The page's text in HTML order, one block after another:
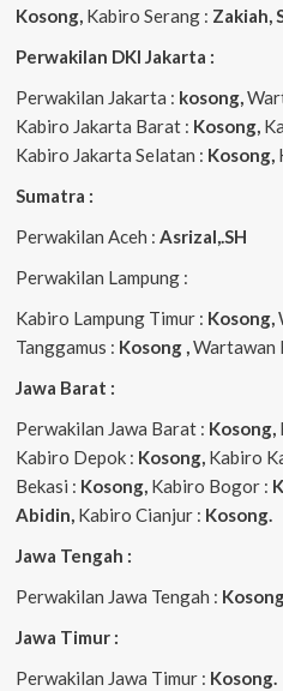
Kosong, Kabiro Serang : Zakiah,
Perwakilan DKI Jakarta :
Perwakilan Jakarta : kosong,
Kabiro Jakarta Barat : Kosong,
Kabiro Jakarta Selatan : Kosong,
Sumatra :
Perwakilan Aceh : Asrizal,.SH
Perwakilan Lampung :
Kabiro Lampung Timur : Kosong,
Tanggamus : Kosong ,Wartawan
Jawa Barat :
Perwakilan Jawa Barat : Kosong,
Kabiro Depok : Kosong,Kabiro
Bekasi : Kosong,Kabiro Bogor :
Abidin,Kabiro Cianjur : Kosong.
Jawa Tengah :
Perwakilan Jawa Tengah :
Jawa Timur :
Perwakilan Jawa Timur : Kosong.